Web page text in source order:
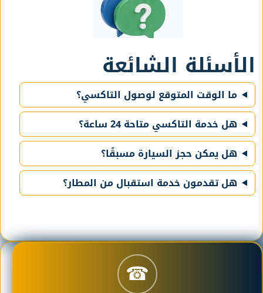
الأسئلة الشائعة
ما الوقت المتوقع لوصول التاكسي؟
هل خدمة التاكسي متاحة 24 ساعة؟
هل يمكن حجز السيارة مسبقًا؟
هل تقدمون خدمة استقبال من المطار؟
☎